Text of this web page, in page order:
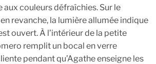
aux couleurs défraîchies. Sur le
revanche, la lumière allumée indique
ouvert. À l’intérieur de la petite
remplit un bocal en verre
pendant qu’Agathe enseigne les